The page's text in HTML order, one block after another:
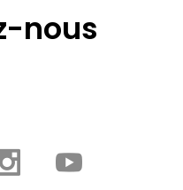
nous